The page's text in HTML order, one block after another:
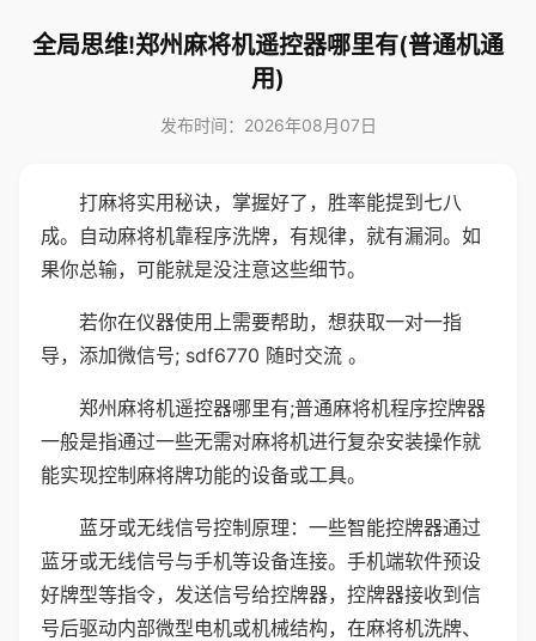
全局思维!郑州麻将机遥控器哪里有(普通机通
用)
发布时间：2026年08月07日
打麻将实用秘诀，掌握好了，胜率能提到七八
成。自动麻将机靠程序洗牌，有规律，就有漏洞。如
果你总输，可能就是没注意这些细节。
若你在仪器使用上需要帮助，想获取一对一指
导，添加微信号; sdf6770 随时交流 。
郑州麻将机遥控器哪里有;普通麻将机程序控牌器
一般是指通过一些无需对麻将机进行复杂安装操作就
能实现控制麻将牌功能的设备或工具。
蓝牙或无线信号控制原理：一些智能控牌器通过
蓝牙或无线信号与手机等设备连接。手机端软件预设
好牌型等指令，发送信号给控牌器，控牌器接收到信
号后驱动内部微型电机或机械结构，在麻将机洗牌、